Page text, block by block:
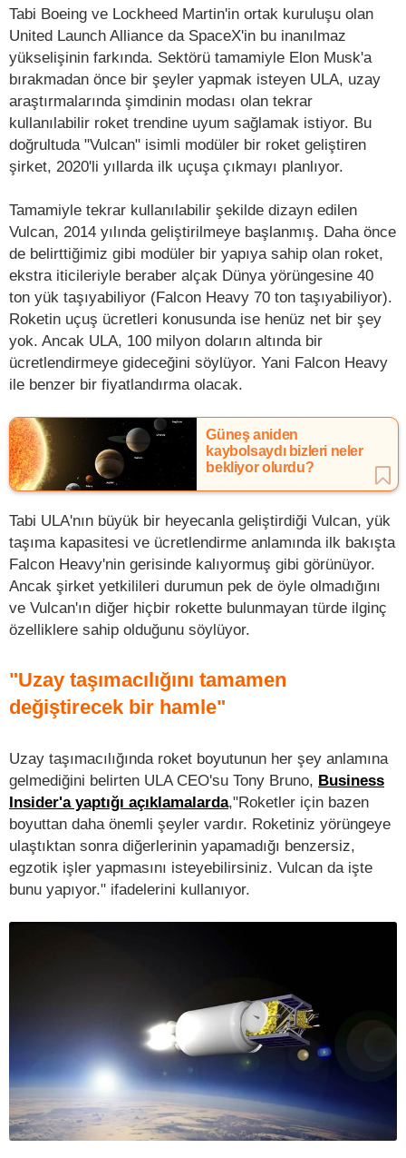
Tabi Boeing ve Lockheed Martin'in ortak kuruluşu olan
United Launch Alliance da SpaceX'in bu inanılmaz
yükselişinin farkında. Sektörü tamamiyle Elon Musk'a
bırakmadan önce bir şeyler yapmak isteyen ULA, uzay
araştırmalarında şimdinin modası olan tekrar
kullanılabilir roket trendine uyum sağlamak istiyor. Bu
doğrultuda "Vulcan" isimli modüler bir roket geliştiren
şirket, 2020'li yıllarda ilk uçuşa çıkmayı planlıyor.
Tamamiyle tekrar kullanılabilir şekilde dizayn edilen
Vulcan, 2014 yılında geliştirilmeye başlanmış. Daha önce
de belirttiğimiz gibi modüler bir yapıya sahip olan roket,
ekstra iticileriyle beraber alçak Dünya yörüngesine 40
ton yük taşıyabiliyor (Falcon Heavy 70 ton taşıyabiliyor).
Roketin uçuş ücretleri konusunda ise henüz net bir şey
yok. Ancak ULA, 100 milyon doların altında bir
ücretlendirmeye gideceğini söylüyor. Yani Falcon Heavy
ile benzer bir fiyatlandırma olacak.
Güneş aniden
kaybolsaydı bizleri neler
bekliyor olurdu?
Tabi ULA'nın büyük bir heyecanla geliştirdiği Vulcan, yük
taşıma kapasitesi ve ücretlendirme anlamında ilk bakışta
Falcon Heavy'nin gerisinde kalıyormuş gibi görünüyor.
Ancak şirket yetkilileri durumun pek de öyle olmadığını
ve Vulcan'ın diğer hiçbir rokette bulunmayan türde ilginç
özelliklere sahip olduğunu söylüyor.
"Uzay taşımacılığını tamamen
değiştirecek bir hamle"
Uzay taşımacılığında roket boyutunun her şey anlamına
gelmediğini belirten ULA CEO'su Tony Bruno, Business
Insider'a yaptığı açıklamalarda,"Roketler için bazen
boyuttan daha önemli şeyler vardır. Roketiniz yörüngeye
ulaştıktan sonra diğerlerinin yapamadığı benzersiz,
egzotik işler yapmasını isteyebilirsiniz. Vulcan da işte
bunu yapıyor." ifadelerini kullanıyor.